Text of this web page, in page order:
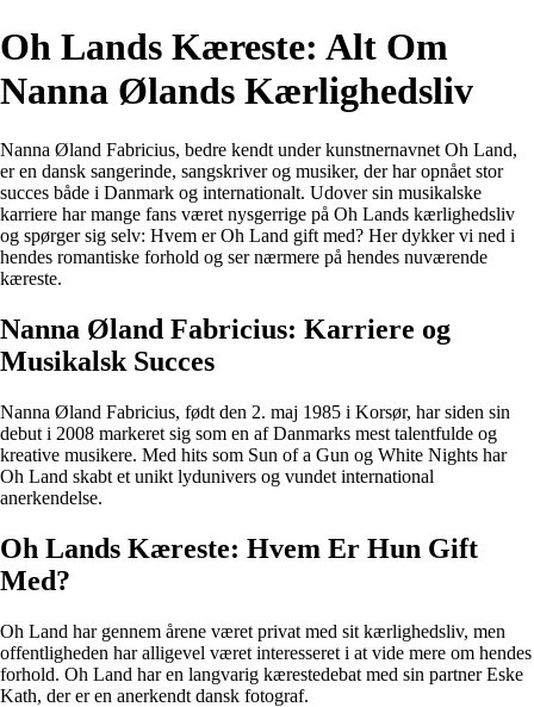
Oh Lands Kæreste: Alt Om
Nanna Ølands Kærlighedsliv
Nanna Øland Fabricius, bedre kendt under kunstnernavnet Oh Land,
er en dansk sangerinde, sangskriver og musiker, der har opnået stor
succes både i Danmark og internationalt. Udover sin musikalske
karriere har mange fans været nysgerrige på Oh Lands kærlighedsliv
og spørger sig selv: Hvem er Oh Land gift med? Her dykker vi ned i
hendes romantiske forhold og ser nærmere på hendes nuværende
kæreste.
Nanna Øland Fabricius: Karriere og
Musikalsk Succes
Nanna Øland Fabricius, født den 2. maj 1985 i Korsør, har siden sin
debut i 2008 markeret sig som en af Danmarks mest talentfulde og
kreative musikere. Med hits som Sun of a Gun og White Nights har
Oh Land skabt et unikt lydunivers og vundet international
anerkendelse.
Oh Lands Kæreste: Hvem Er Hun Gift
Med?
Oh Land har gennem årene været privat med sit kærlighedsliv, men
offentligheden har alligevel været interesseret i at vide mere om hendes
forhold. Oh Land har en langvarig kærestedebat med sin partner Eske
Kath, der er en anerkendt dansk fotograf.